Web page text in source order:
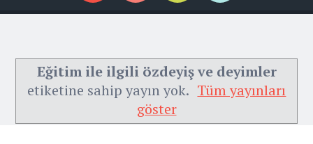
Menu WidgetsSocial Links
Search
Eğitim ile ilgili özdeyiş ve deyimler
etiketine sahip yayın yok. Tüm yayınları
göster